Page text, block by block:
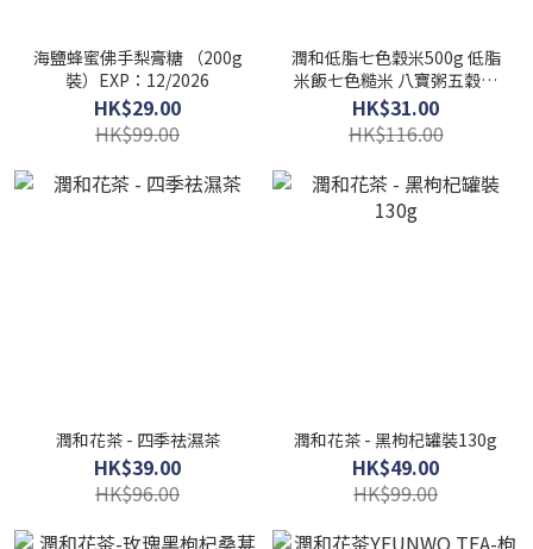
海鹽蜂蜜佛手梨膏糖 （200g
裝）EXP：12/2026
HK$29.00
HK$99.00
潤和低脂七色穀米500g 低脂
米飯七色糙米 八寶粥五穀雜
糧粥 十穀米 十六穀米 十八穀
米組合天然穀物 低脂米飯 無
添加穀物飯食
HK$31.00
HK$116.00
潤和花茶 - 四季祛濕茶
HK$39.00
HK$96.00
潤和花茶 - 黑枸杞罐裝130g
HK$49.00
HK$99.00